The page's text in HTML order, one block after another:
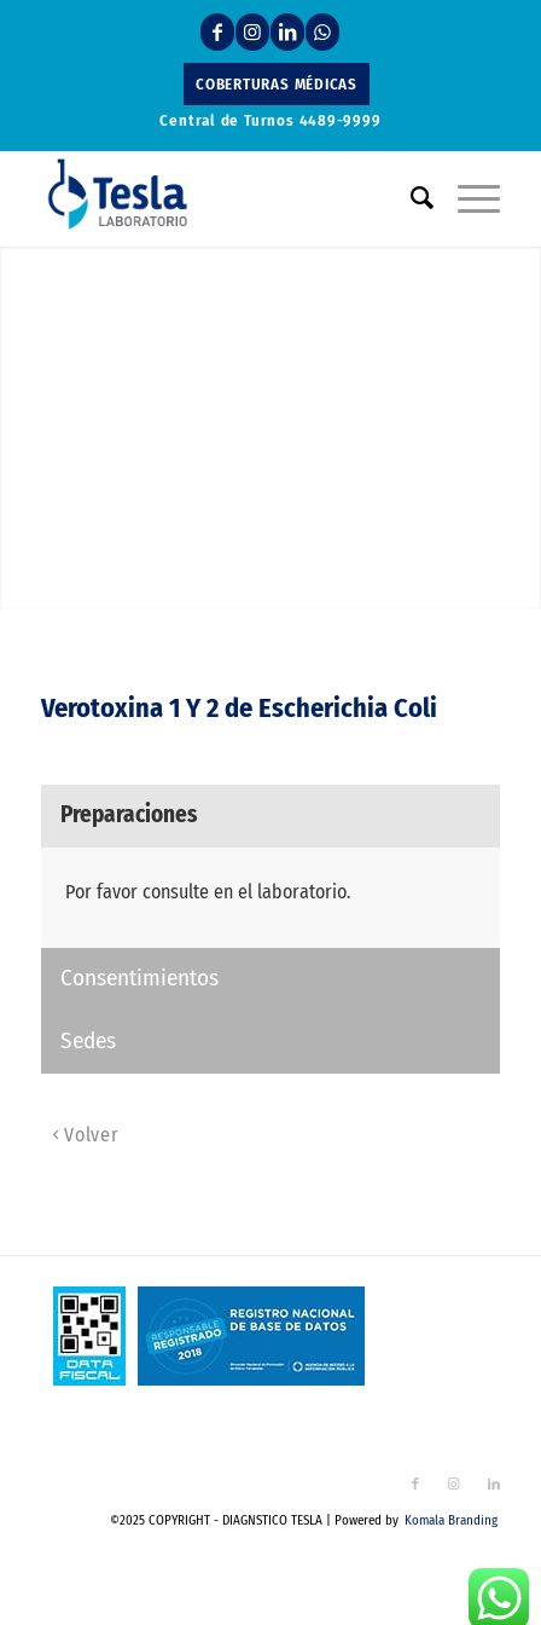
COBERTURAS MÉDICAS
Central de Turnos 4489-9999
Verotoxina 1 Y 2 de Escherichia Coli
Preparaciones
Por favor consulte en el laboratorio.
Consentimientos
Sedes
Volver
©2025 COPYRIGHT - DIAGNSTICO TESLA | Powered by Komala Branding